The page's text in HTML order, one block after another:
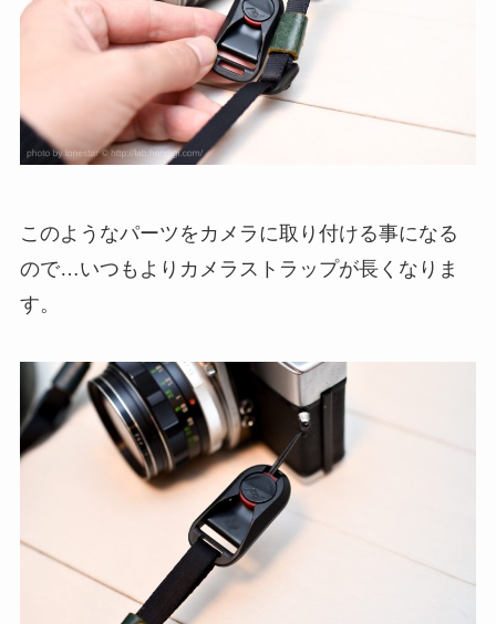
このようなパーツをカメラに取り付ける事になる
ので…いつもよりカメラストラップが長くなりま
す。